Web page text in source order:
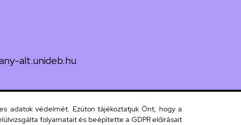
alt.unideb.hu
János tér 1.
adatok védelmét. Ezúton tájékoztatjuk Önt, hogy a
folyamatait és beépítette a GDPR előírásait